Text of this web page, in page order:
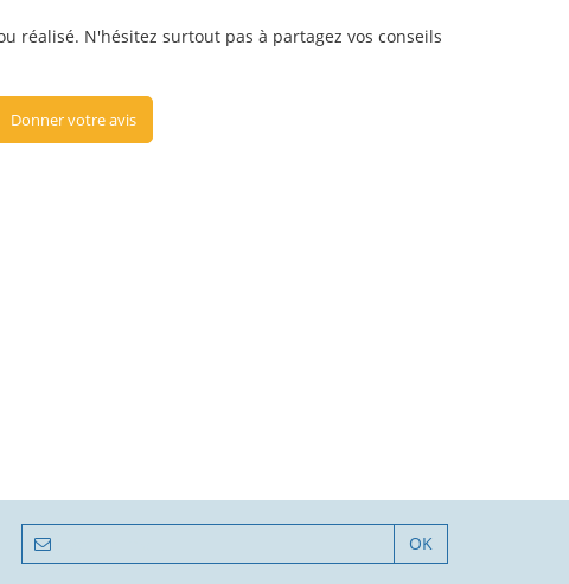
réalisé. N'hésitez surtout pas à partagez vos conseils
Donner votre avis
OK